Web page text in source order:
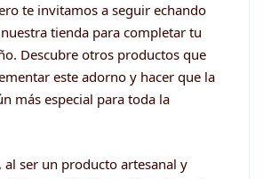
te invitamos a seguir echando
tienda para completar tu
Descubre otros productos que
este adorno y hacer que la
más especial para toda la
al ser un producto artesanal y